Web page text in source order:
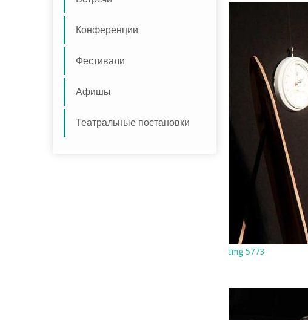
Конференции
Фестивали
Афишы
Театральные постановки
Img 5773